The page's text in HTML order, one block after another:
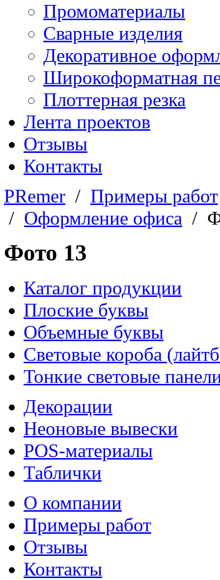
Промоматериалы
Сварные изделия
Декоративное
Широкоформатная
Плоттерная резка
Лента проектов
Отзывы
Контакты
PRemer / Примеры работ
/ Оформление офиса /
Фото 13
Каталог продукции
Плоские буквы
Объемные буквы
Световые короба
Тонкие световые
Декорации
Неоновые вывески
POS-материалы
Таблички
О компании
Примеры работ
Отзывы
Контакты